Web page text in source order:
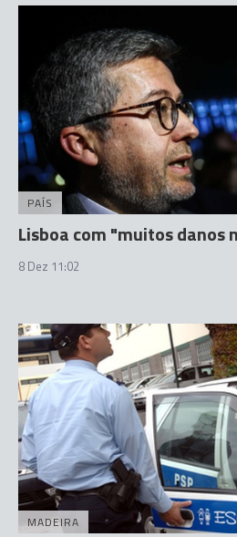
PAÍS
Lisboa com "muitos danos
8 Dez 11:02
MADEIRA